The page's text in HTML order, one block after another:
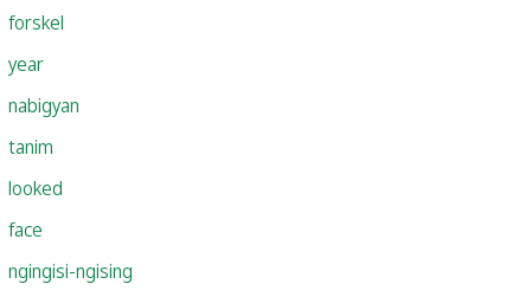
forskel
year
nabigyan
tanim
looked
face
ngingisi-ngising